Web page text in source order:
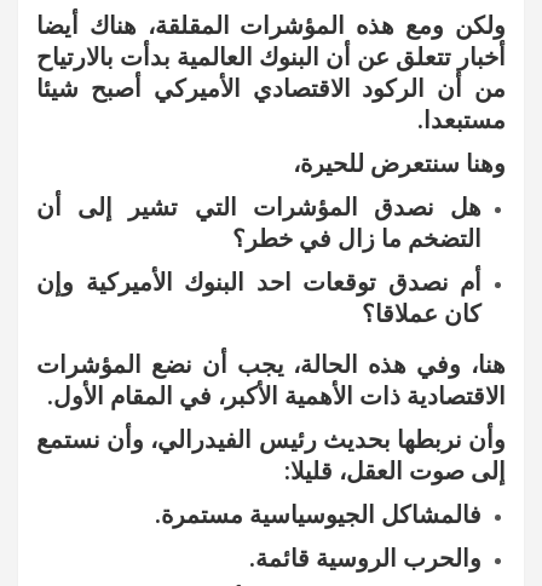
ولكن ومع هذه المؤشرات المقلقة، هناك أيضا
أخبار تتعلق عن أن البنوك العالمية بدأت بالارتياح
من أن الركود الاقتصادي الأميركي أصبح شيئا
مستبعدا.
وهنا سنتعرض للحيرة،
هل نصدق المؤشرات التي تشير إلى أن
التضخم ما زال في خطر؟
أم نصدق توقعات احد البنوك الأميركية وإن
كان عملاقا؟
هنا، وفي هذه الحالة، يجب أن نضع المؤشرات
الاقتصادية ذات الأهمية الأكبر، في المقام الأول.
وأن نربطها بحديث رئيس الفيدرالي، وأن نستمع
إلى صوت العقل، قليلا:
فالمشاكل الجيوسياسية مستمرة.
والحرب الروسية قائمة.